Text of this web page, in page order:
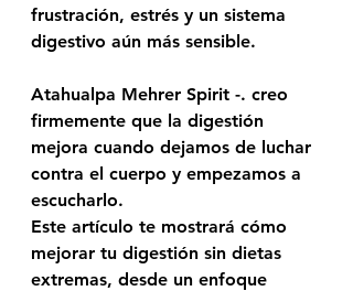
frustración, estrés y un sistema
digestivo aún más sensible.
Atahualpa Mehrer Spirit -. creo
firmemente que la digestión
mejora cuando dejamos de luchar
contra el cuerpo y empezamos a
escucharlo.
Este artículo te mostrará cómo
mejorar tu digestión sin dietas
extremas, desde un enfoque